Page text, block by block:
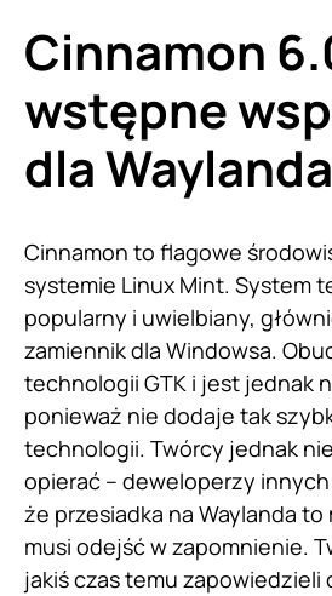
Cinnamon
wstępne
dla Waylanda
Cinnamon to flagowe
systemie Linux Mint. System
popularny i uwielbiany,
zamiennik dla Windowsa.
technologii GTK i jest jednak
ponieważ nie dodaje tak
technologii. Twórcy jednak
opierać – deweloperzy
że przesiadka na Waylanda
musi odejść w zapomnienie.
jakiś czas temu zapowiedzieli